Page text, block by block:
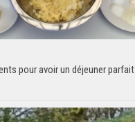
pour avoir un déjeuner parfait